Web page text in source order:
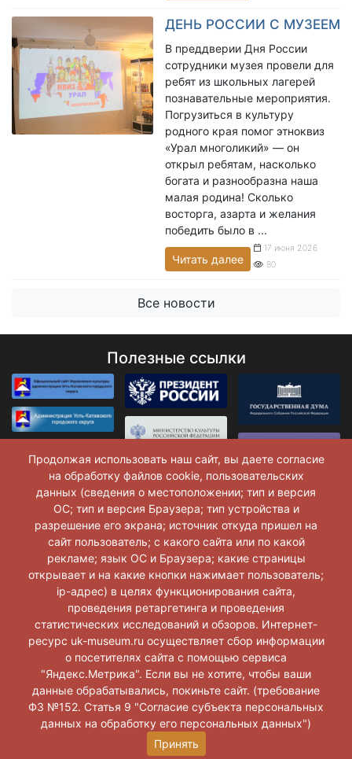
ДЕНЬ РОССИИ С МУЗЕЕМ
В преддверии Дня России
сотрудники музея провели для
ребят из школьных лагерей
познавательные мероприятия.
Погрузиться в культуру
родного края помог этноквиз
«Урал многоликий» — он
открыл ребятам, насколько
богата и разнообразна наша
малая родина! Сколько
восторга, азарта и желания
победить было в ...
17 июня 2026
80
Читать далее
Все новости
Полезные ссылки
Музей г. Усть-Катав © 2026 г.
ООО «АльянсПлюс»
Продолжая использовать наш сайт, вы даете согласие
на обработку файлов cookie, пользовательских
данных (сведения о местоположении; тип и версия
ОС; тип и версия Браузера; тип устройства и
разрешение его экрана; источник откуда пришел на
сайт пользователь; с какого сайта или по какой
рекламе; язык ОС и Браузера; какие страницы
открывает и на какие кнопки нажимает пользователь;
ip-адрес) в целях функционирования сайта,
проведения ретаргетинга и проведения
статистических исследований и обзоров. Интернет-
ресурс uk-museum.ru осуществляет сбор информации
о посетителях сайта с помощью сервиса
"Яндекс.Метрика". Если вы не хотите, чтобы ваши
данные обрабатывались, покиньте сайт. (требование
ФЗ №152. Статья 9 "Согласие субъекта персональных
данных на обработку его персональных данных")
Принять